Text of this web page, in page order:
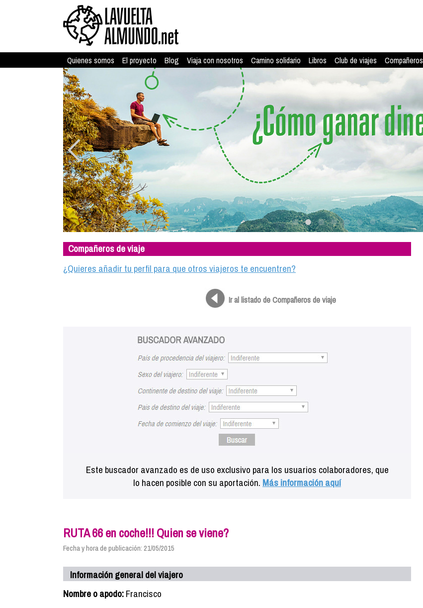
Quienes somos El proyecto Blog Viaja con nosotros Camino solidario Libros Club de viajes
Compañeros de viaje
¿Quieres añadir tu perfil para que otros viajeros te encuentren?
Ir al listado de Compañeros de viaje
Este buscador avanzado es de uso exclusivo para los usuarios colaboradores, que
lo hacen posible con su aportación. Más información aquí
RUTA 66 en coche!!! Quien se viene?
Fecha y hora de publicación: 21/05/2015
Información general del viajero
Nombre o apodo:Francisco